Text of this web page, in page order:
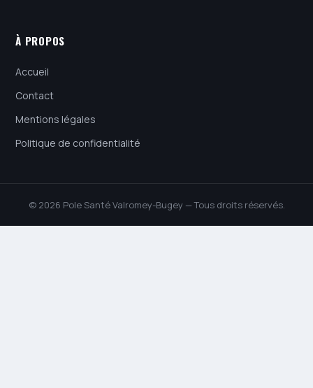
À PROPOS
Accueil
Contact
Mentions légales
Politique de confidentialité
© 2026 Pole Santé Valromey-Bugey — Tous droits réservés.